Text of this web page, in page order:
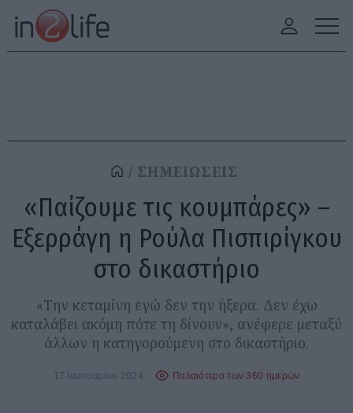
ΣΗΜΕΙΩΣΕΙΣ
«Παίζουμε τις κουμπάρες» –
Εξερράγη η Ρούλα Πισπιρίγκου
στο δικαστήριο
«Την κεταμίνη εγώ δεν την ήξερα. Δεν έχω
καταλάβει ακόμη πότε τη δίνουν», ανέφερε μεταξύ
άλλων η κατηγορούμενη στο δικαστήριο.
17 Ιανουαρίου 2024 Παλαιότερο των 360 ημερών